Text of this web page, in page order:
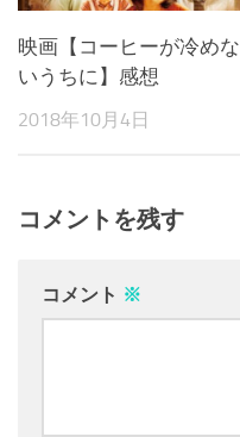
映画【コーヒーが冷めな
いうちに】感想
2018年10月4日
コメントを残す
コメント ※